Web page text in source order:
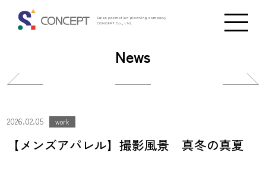
News
投
ナ
ビ
ゲ
ビ
ゲ
2026.02.05 work
【メンズアパレル】撮影風景 真冬の真夏